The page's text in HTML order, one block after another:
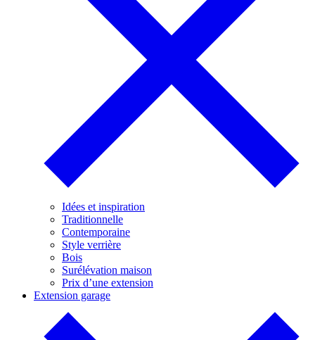
Idées et inspiration
Traditionnelle
Contemporaine
Style verrière
Bois
Surélévation maison
Prix d’une extension
Extension garage